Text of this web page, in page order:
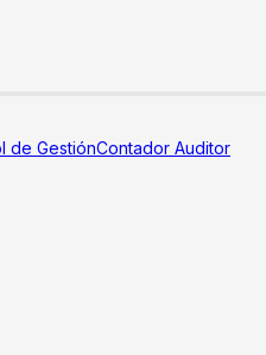
de GestiónContador Auditor